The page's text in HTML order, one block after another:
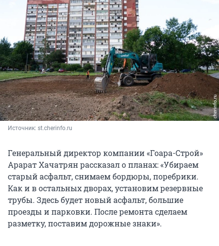
Источник: st.cherinfo.ru
Генеральный директор компании «Гоара-Строй»
Арарат Хачатрян рассказал о планах: «Убираем
старый асфальт, снимаем бордюры, поребрики.
Как и в остальных дворах, установим резервные
трубы. Здесь будет новый асфальт, большие
проезды и парковки. После ремонта сделаем
разметку, поставим дорожные знаки».